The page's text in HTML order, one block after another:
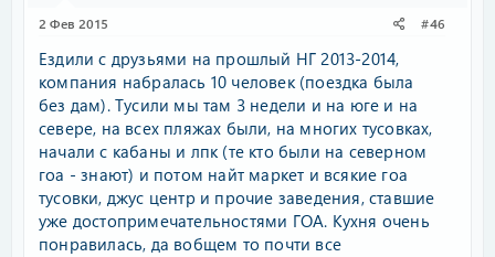
2 Фев 2015 #46
Ездили с друзьями на прошлый НГ 2013-2014,
компания набралась 10 человек (поездка была
без дам). Тусили мы там 3 недели и на юге и на
севере, на всех пляжах были, на многих тусовках,
начали с кабаны и лпк (те кто были на северном
гоа - знают) и потом найт маркет и всякие гоа
тусовки, джус центр и прочие заведения, ставшие
уже достопримечательностями ГОА. Кухня очень
понравилась, да вобщем то почти все